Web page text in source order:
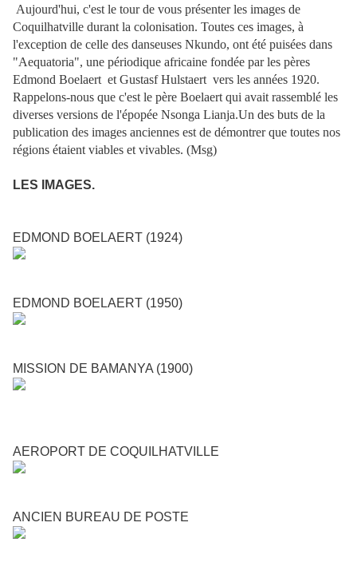
Aujourd'hui, c'est le tour de vous présenter les images de
Coquilhatville durant la colonisation. Toutes ces images, à
l'exception de celle des danseuses Nkundo, ont été puisées dans
"Aequatoria", une périodique africaine fondée par les pères
Edmond Boelaert et Gustasf Hulstaert vers les années 1920.
Rappelons-nous que c'est le père Boelaert qui avait rassemblé les
diverses versions de l'épopée Nsonga Lianja.Un des buts de la
publication des images anciennes est de démontrer que toutes nos
régions étaient viables et vivables. (Msg)
LES IMAGES.
EDMOND BOELAERT (1924)
EDMOND BOELAERT (1950)
MISSION DE BAMANYA (1900)
AEROPORT DE COQUILHATVILLE
ANCIEN BUREAU DE POSTE